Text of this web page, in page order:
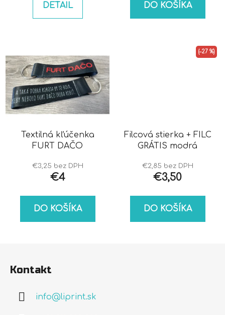
DETAIL DO KOŠÍKA
Textilná kľúčenka
FURT DAČO
€3,25 bez DPH
€4
DO KOŠÍKA
Filcová stierka + FILC
GRÁTIS modrá
€2,85 bez DPH
€3,50
(–27 %)
DO KOŠÍKA
Kontakt
info@liprint.sk